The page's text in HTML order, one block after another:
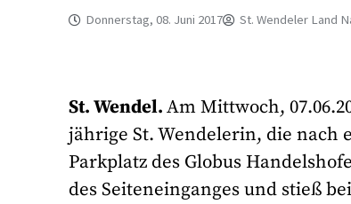
Donnerstag, 08. Juni 2017 St. Wendeler Land
St. Wendel.Am Mittwoch,
jährige St. Wendelerin, die nach
Parkplatz des Globus
des Seiteneinganges und stieß